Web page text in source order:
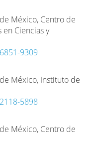
México, Centro de
Ciencias y
9309
México, Instituto de
5898
México, Centro de